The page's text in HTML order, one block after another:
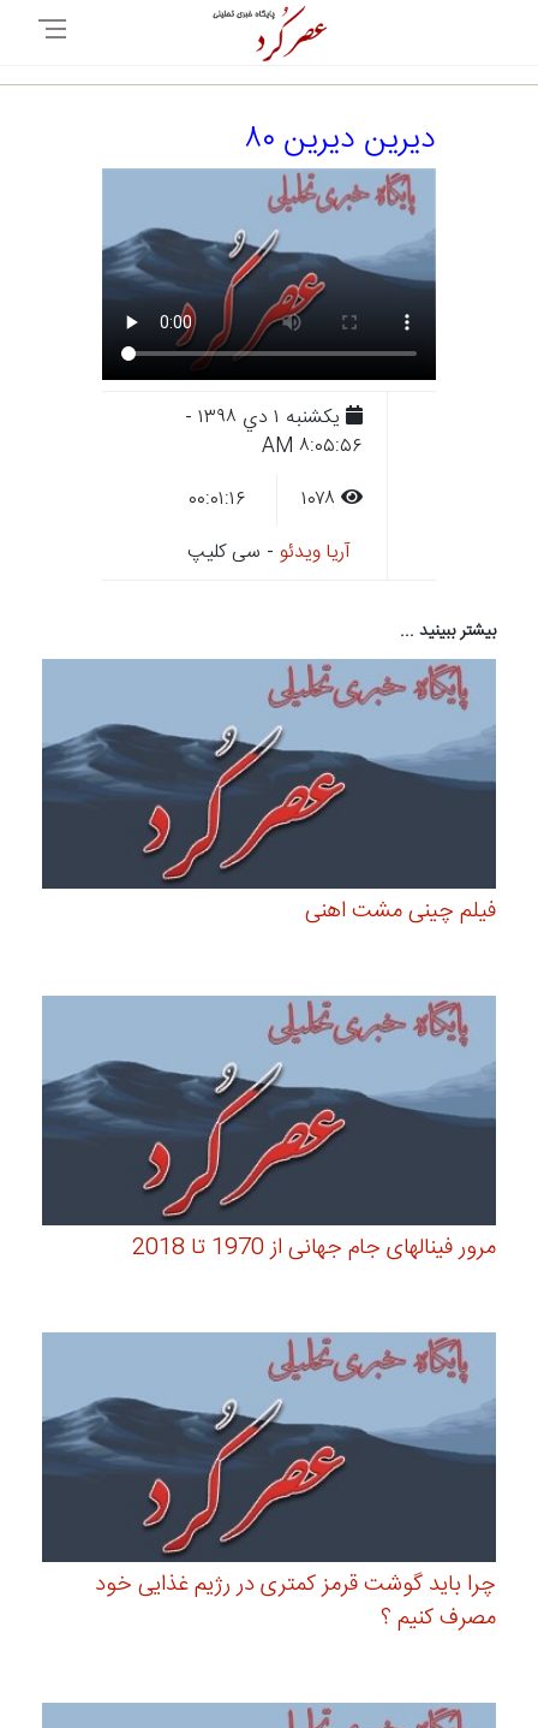
دیرین دیرین ۸۰
يکشنبه ۱ دي ۱۳۹۸ -
۸:۰۵:۵۶ AM
آریا ویدئو - سی کلیپ
بیشتر ببینید ...
فیلم چینی مشت اهنی
مرور فینالهای جام جهانی از 1970 تا 2018
چرا باید گوشت قرمز کمتری در رژیم غذایی خود
مصرف کنیم ؟